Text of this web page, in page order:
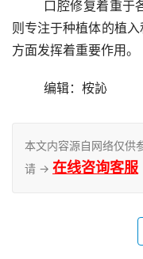
则专注于种植体的植
方面发挥着重要作用。
	编辑：桉訫
本文内容源自网络仅供
请 → 在线咨询客服